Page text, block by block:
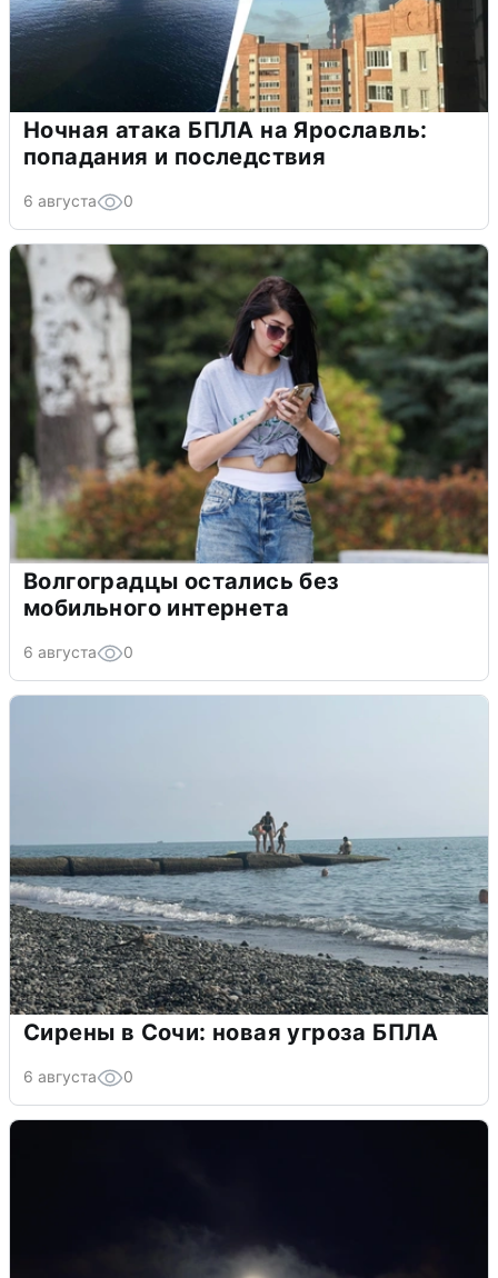
Ночная атака БПЛА на Ярославль:
попадания и последствия
6 августа 0
Волгоградцы остались без
мобильного интернета
6 августа 0
Сирены в Сочи: новая угроза БПЛА
6 августа 0